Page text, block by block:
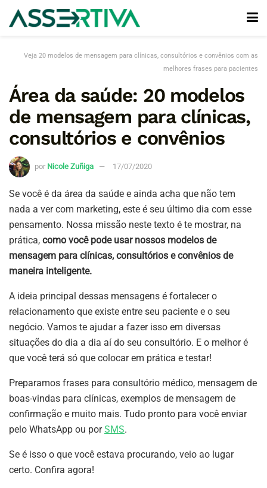
Veja 20 modelos de mensagem para clínicas, consultórios e convênios com as
melhores frases para pacientes
Área da saúde: 20 modelos
de mensagem para clínicas,
consultórios e convênios
por Nicole Zuñiga 17/07/2020
Se você é da área da saúde e ainda acha que não tem
nada a ver com marketing, este é seu último dia com esse
pensamento. Nossa missão neste texto é te mostrar, na
prática, como você pode usar nossos modelos de
mensagem para clínicas, consultórios e convênios de
maneira inteligente.
A ideia principal dessas mensagens é fortalecer o
relacionamento que existe entre seu paciente e o seu
negócio. Vamos te ajudar a fazer isso em diversas
situações do dia a dia aí do seu consultório. E o melhor é
que você terá só que colocar em prática e testar!
Preparamos frases para consultório médico, mensagem de
boas-vindas para clínicas, exemplos de mensagem de
confirmação e muito mais. Tudo pronto para você enviar
pelo WhatsApp ou porSMS.
Se é isso o que você estava procurando, veio ao lugar
certo. Confira agora!